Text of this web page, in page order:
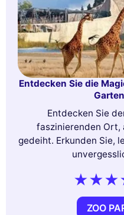
Entdecken Sie die
Entdecken Sie
faszinierenden Ort,
gedeiht. Erkunden Sie,
ZOO